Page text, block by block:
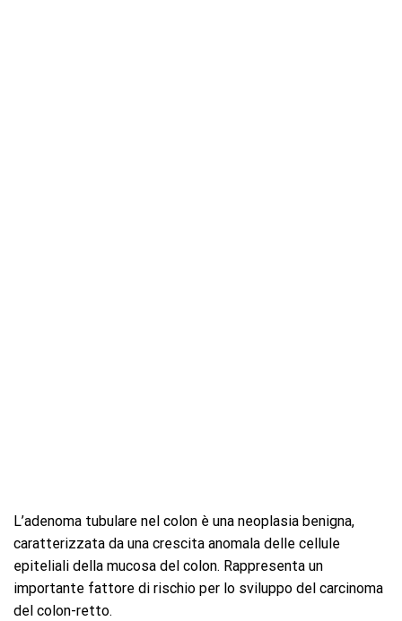
L’adenoma tubulare nel colon è una neoplasia benigna,
caratterizzata da una crescita anomala delle cellule
epiteliali della mucosa del colon. Rappresenta un
importante fattore di rischio per lo sviluppo del carcinoma
del colon-retto.